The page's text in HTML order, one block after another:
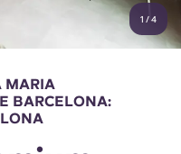
1 /4
MARIA
BARCELONA: